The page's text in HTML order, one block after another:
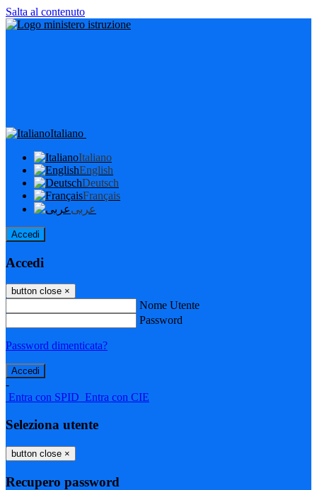
Salta al contenuto
Italiano
Italiano
English
Deutsch
Français
عربى
Accedi
Accedi
button close ×
Nome Utente
Password
Password dimenticata?
-
Entra con SPID Entra con CIE
Seleziona utente
button close ×
Recupero password